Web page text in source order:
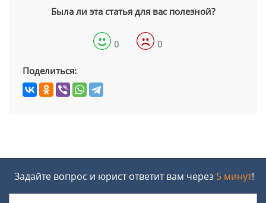
Была ли эта статья для вас полезной?
0 0
Поделиться:
Задайте вопрос и юрист ответит вам через 5 минут!